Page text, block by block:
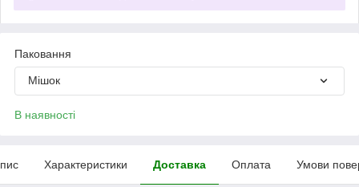
Паковання
Мішок
В наявності
Характеристики Доставка Оплата Умови